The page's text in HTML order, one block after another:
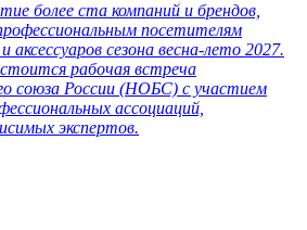
более ста компаний и брендов,
посетителям
аксессуаров сезона весна-лето 2027.
рабочая встреча
союза России (НОБС) с участием
ассоциаций,
экспертов.